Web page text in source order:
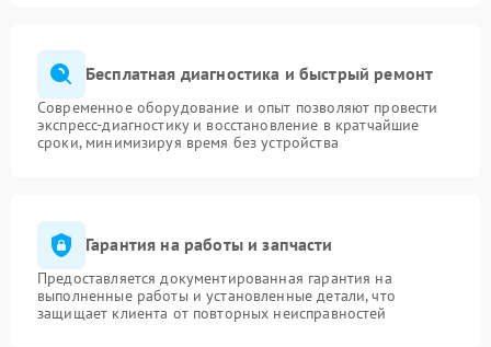
Бесплатная диагностика и быстрый ремонт
Современное оборудование и опыт позволяют провести
экспресс-диагностику и восстановление в кратчайшие
сроки, минимизируя время без устройства
Гарантия на работы и запчасти
Предоставляется документированная гарантия на
выполненные работы и установленные детали, что
защищает клиента от повторных неисправностей